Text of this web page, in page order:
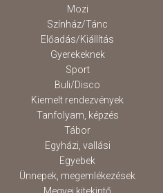
Mozi
Színház/Tánc
Előadás/Kiállítás
Gyerekeknek
Sport
Buli/Disco
Kiemelt rendezvények
Tanfolyam, képzés
Tábor
Egyházi, vallási
Egyebek
Ünnepek, megemlékezések